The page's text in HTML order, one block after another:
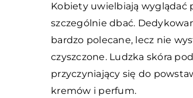
Kobiety uwielbiają wyglądać
szczególnie dbać.
bardzo polecane, lecz nie
czyszczone. Ludzka skóra
przyczyniający się do
kremów i perfum.